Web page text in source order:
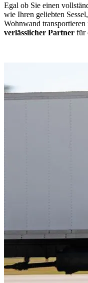
Egal ob Sie einen
wie Ihren geliebten
Wohnwand
verlässlicher Partner für